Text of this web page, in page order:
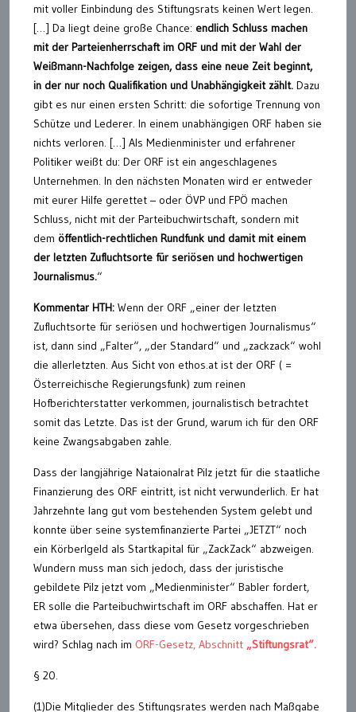
mit voller Einbindung des Stiftungsrats keinen Wert legen.
[…] Da liegt deine große Chance: endlich Schluss machen
mit der Parteienherrschaft im ORF und mit der Wahl der
Weißmann-Nachfolge zeigen, dass eine neue Zeit beginnt,
in der nur noch Qualifikation und Unabhängigkeit zählt. Dazu
gibt es nur einen ersten Schritt: die sofortige Trennung von
Schütze und Lederer. In einem unabhängigen ORF haben sie
nichts verloren. […] Als Medienminister und erfahrener
Politiker weißt du: Der ORF ist ein angeschlagenes
Unternehmen. In den nächsten Monaten wird er entweder
mit eurer Hilfe gerettet – oder ÖVP und FPÖ machen
Schluss, nicht mit der Parteibuchwirtschaft, sondern mit
dem öffentlich-rechtlichen Rundfunk und damit mit einem
der letzten Zufluchtsorte für seriösen und hochwertigen
Journalismus.“
Kommentar HTH: Wenn der ORF „einer der letzten
Zufluchtsorte für seriösen und hochwertigen Journalismus“
ist, dann sind „Falter“, „der Standard“ und „zackzack“ wohl
die allerletzten. Aus Sicht von ethos.at ist der ORF ( =
Österreichische Regierungsfunk) zum reinen
Hofberichterstatter verkommen, journalistisch betrachtet
somit das Letzte. Das ist der Grund, warum ich für den ORF
keine Zwangsabgaben zahle.
Dass der langjährige Nataionalrat Pilz jetzt für die staatliche
Finanzierung des ORF eintritt, ist nicht verwunderlich. Er hat
Jahrzehnte lang gut vom bestehenden System gelebt und
konnte über seine systemfinanzierte Partei „JETZT“ noch
ein Körberlgeld als Startkapital für „ZackZack“ abzweigen.
Wundern muss man sich jedoch, dass der juristische
gebildete Pilz jetzt vom „Medienminister“ Babler fordert,
ER solle die Parteibuchwirtschaft im ORF abschaffen. Hat er
etwa übersehen, dass diese vom Gesetz vorgeschrieben
wird? Schlag nach im ORF-Gesetz, Abschnitt „Stiftungsrat“.
§ 20.
(1)Die Mitglieder des Stiftungsrates werden nach Maßgabe